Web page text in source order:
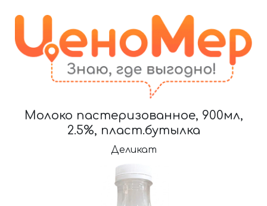
Молоко пастеризованное, 900мл,
2.5%, пласт.бутылка
Деликат